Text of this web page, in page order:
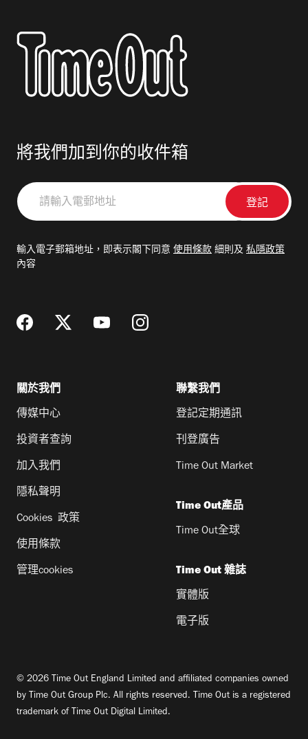
將我們加到你的收件箱
請
輸
郵
輸入電子郵箱地址，即表示閣下同意 使用條款 細則及 私隱政策
內容
關於我們
傳媒中心
投資者查詢
加入我們
隱私聲明
Cookies 政策
使用條款
管理cookies
聯繫我們
登記定期通訊
刊登廣告
Time Out Market
Time Out產品
Time Out全球
Time Out 雜誌
實體版
電子版
© 2026 Time Out England Limited and affiliated companies owned
by Time Out Group Plc. All rights reserved. Time Out is a registered
trademark of Time Out Digital Limited.